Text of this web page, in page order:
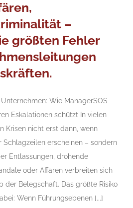
–
größten Fehler
Wie ManagerSOS
Eskalationen schützt In vielen
Krisen nicht erst dann, wenn
erscheinen – sondern
Entlassungen, drohende
oder Affären verbreiten sich
der Belegschaft. Das größte Risiko
Wenn Führungsebenen [...]